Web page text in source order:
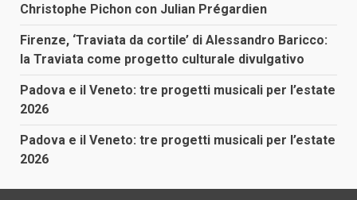
Christophe Pichon con Julian Prégardien
Firenze, ‘Traviata da cortile’ di Alessandro Baricco:
la Traviata come progetto culturale divulgativo
Padova e il Veneto: tre progetti musicali per l’estate
2026
Padova e il Veneto: tre progetti musicali per l’estate
2026